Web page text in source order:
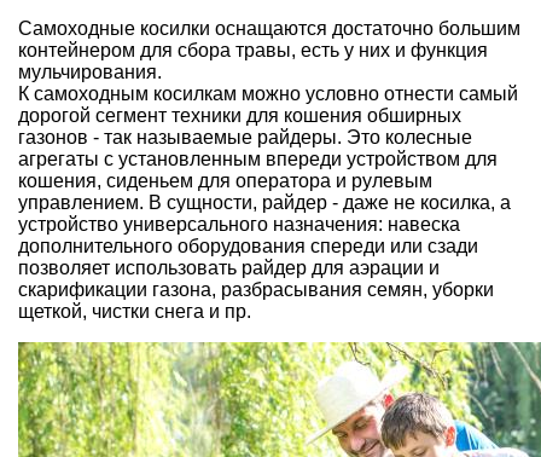
Самоходные косилки оснащаются достаточно большим
контейнером для сбора травы, есть у них и функция
мульчирования.
К самоходным косилкам можно условно отнести самый
дорогой сегмент техники для кошения обширных
газонов - так называемые райдеры. Это колесные
агрегаты с установленным впереди устройством для
кошения, сиденьем для оператора и рулевым
управлением. В сущности, райдер - даже не косилка, а
устройство универсального назначения: навеска
дополнительного оборудования спереди или сзади
позволяет использовать райдер для аэрации и
скарификации газона, разбрасывания семян, уборки
щеткой, чистки снега и пр.